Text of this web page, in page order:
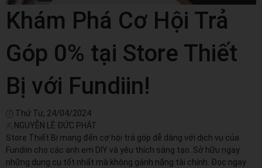
Khám Phá Cơ Hội Trả
Góp 0% tại Store Thiết
Bị với Fundiin!
Thứ Tư, 24/04/2024
NGUYỄN LÊ ĐỨC PHÁT
Store Thiết Bị mang đến cơ hội trả góp dễ dàng với dịch vụ của
Fundiin cho các anh em DIY và yêu thích sáng tạo. Sở hữu ngay
những dụng cụ tốt nhất mà không gánh nặng tài chính. Đọc ngay